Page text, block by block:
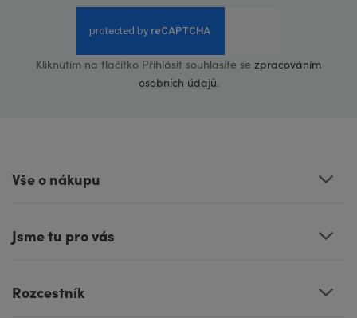
Kliknutím na tlačítko Přihlásit souhlasíte se zpracováním
osobních údajů.
Vše o nákupu
Jsme tu pro vás
Rozcestník